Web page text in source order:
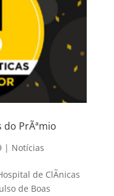
do PrÃªmio
| Notícias
de ClÃ­nicas
de Boas